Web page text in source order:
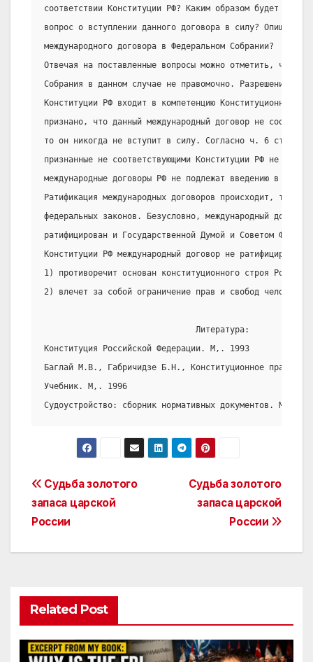
соответствии Конституции РФ? Каким образом будет в
вопрос о вступлении данного договора в силу? Опишите
международного договора в Федеральном Собрании?
Отвечая на поставленные вопросы можно отметить, что
Собрания в данном случае не правомочно. Разрешение дел
Конституции РФ входит в компетенцию Конституционного
признано, что данный международный договор не
то он никогда не вступит в силу. Согласно ч. 6 ст. 125
признанные не соответствующими Конституции РФ не
международные договоры РФ не подлежат введению в
Ратификация международных договоров происходит, так
федеральных законов. Безусловно, международный договор
ратифицирован и Государственной Думой и Советом
Конституции РФ международный договор не
1) противоречит основан конституционного строя
2) влечет за собой ограничение прав и свобод человека
                               Литература:
Конституция Российской Федерации. М,. 1993
Баглай М.В., Габричидзе Б.Н., Конституционное право
Учебник. М,. 1996
Судоустройство: сборник нормативных документов. М.,
Post
navigation
Судьба золотого
запаса царской
России
Судьба золотого
запаса царской
России
Related Post